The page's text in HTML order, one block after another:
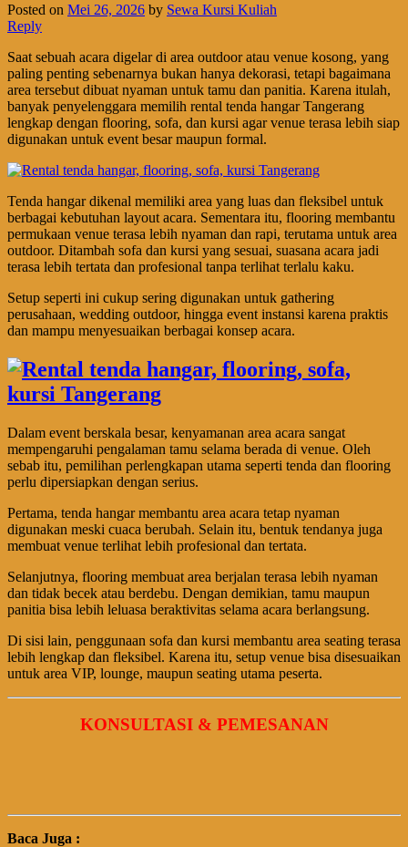
Posted on Mei 26, 2026 by Sewa Kursi Kuliah
Reply
Saat sebuah acara digelar di area outdoor atau venue kosong, yang
paling penting sebenarnya bukan hanya dekorasi, tetapi bagaimana
area tersebut dibuat nyaman untuk tamu dan panitia. Karena itulah,
banyak penyelenggara memilih rental tenda hangar Tangerang
lengkap dengan flooring, sofa, dan kursi agar venue terasa lebih siap
digunakan untuk event besar maupun formal.
Tenda hangar dikenal memiliki area yang luas dan fleksibel untuk
berbagai kebutuhan layout acara. Sementara itu, flooring membantu
permukaan venue terasa lebih nyaman dan rapi, terutama untuk area
outdoor. Ditambah sofa dan kursi yang sesuai, suasana acara jadi
terasa lebih tertata dan profesional tanpa terlihat terlalu kaku.
Setup seperti ini cukup sering digunakan untuk gathering
perusahaan, wedding outdoor, hingga event instansi karena praktis
dan mampu menyesuaikan berbagai konsep acara.
Dalam event berskala besar, kenyamanan area acara sangat
mempengaruhi pengalaman tamu selama berada di venue. Oleh
sebab itu, pemilihan perlengkapan utama seperti tenda dan flooring
perlu dipersiapkan dengan serius.
Pertama, tenda hangar membantu area acara tetap nyaman
digunakan meski cuaca berubah. Selain itu, bentuk tendanya juga
membuat venue terlihat lebih profesional dan tertata.
Selanjutnya, flooring membuat area berjalan terasa lebih nyaman
dan tidak becek atau berdebu. Dengan demikian, tamu maupun
panitia bisa lebih leluasa beraktivitas selama acara berlangsung.
Di sisi lain, penggunaan sofa dan kursi membantu area seating terasa
lebih lengkap dan fleksibel. Karena itu, setup venue bisa disesuaikan
untuk area VIP, lounge, maupun seating utama peserta.
KONSULTASI & PEMESANAN
Baca Juga :